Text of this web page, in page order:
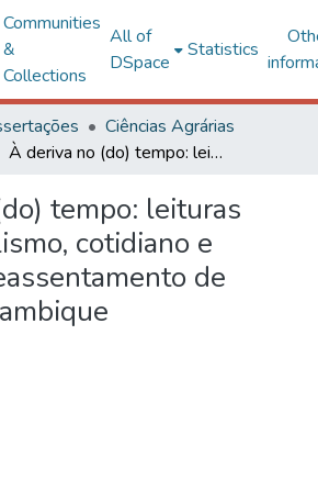
Communities
&
Collections
All of
DSpace
Statistics
Ciências Agrárias
À deriva no (do) tempo: leituras sobre capitalismo, cotidiano e sentido no reassentamento de cateme, Moçambique
tempo: leituras
cotidiano e
de